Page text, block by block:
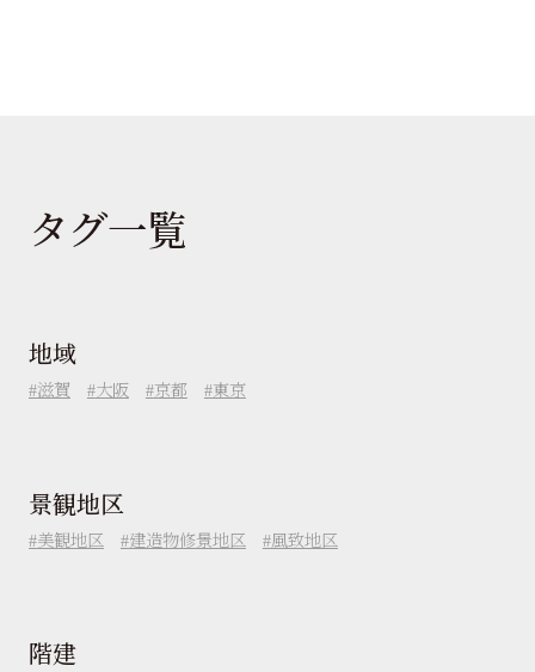
タグ一覧
地域
滋賀 大阪 京都 東京
景観地区
美観地区 建造物修景地区 風致地区
階建